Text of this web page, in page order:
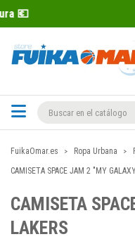
FuikaOmar.es Ropa Urbana
CAMISETA SPACE JAM 2 "MY
CAMISETA
LAKERS